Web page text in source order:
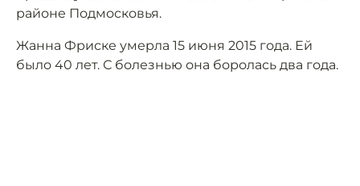
районе Подмосковья.
Жанна Фриске умерла 15 июня 2015 года. Ей
было 40 лет. С болезнью она боролась два года.